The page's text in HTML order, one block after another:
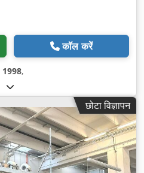
कॉल करें
1998,
छोटा विज्ञापन